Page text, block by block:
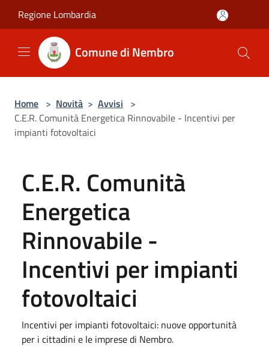
Regione Lombardia
Comune di Nembro
Home > Novità > Avvisi >
C.E.R. Comunità Energetica Rinnovabile - Incentivi per
impianti fotovoltaici
C.E.R. Comunità
Energetica
Rinnovabile -
Incentivi per impianti
fotovoltaici
Incentivi per impianti fotovoltaici: nuove opportunità
per i cittadini e le imprese di Nembro.